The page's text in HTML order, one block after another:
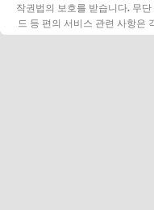
작권법의 보호를 받습니다. 무
드 등 편의 서비스 관련 사항은